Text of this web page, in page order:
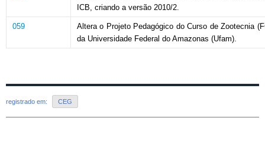
ICB, criando a versão 2010/2.
059
Altera o Projeto Pedagógico do Curso de Zootecnia
da Universidade Federal do Amazonas (Ufam).
registrado em: CEG